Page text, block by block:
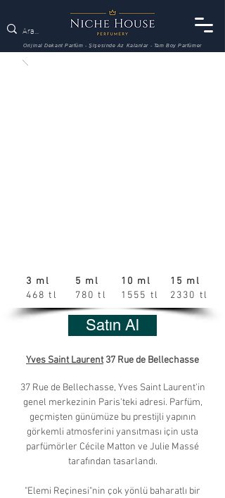
Orijinal Dekant Parfüm - Şişesinde Az Kalanlar - Tam Boy Parfümer
3 ml
468 tl
5 ml
780 tl
10 ml
1555 tl
15 ml
2330 tl
Satın Al
Yves Saint Laurent37 Rue de Bellechasse
37 Rue de Bellechasse, Yves Saint Laurent'in
genel merkezinin Paris'teki adresi. Parfüm,
geçmişten günümüze bu prestijli yapının
görkemli atmosferini yansıtması için usta
parfümörler Cécile Matton ve Julie Massé
tarafından tasarlandı.
"Elemi Reçinesi"nin çok yönlü baharatlı bir